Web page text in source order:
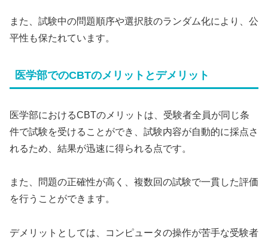
また、試験中の問題順序や選択肢のランダム化により、公
平性も保たれています。
医学部でのCBTのメリットとデメリット
医学部におけるCBTのメリットは、受験者全員が同じ条
件で試験を受けることができ、試験内容が自動的に採点さ
れるため、結果が迅速に得られる点です。
また、問題の正確性が高く、複数回の試験で一貫した評価
を行うことができます。
デメリットとしては、コンピュータの操作が苦手な受験者